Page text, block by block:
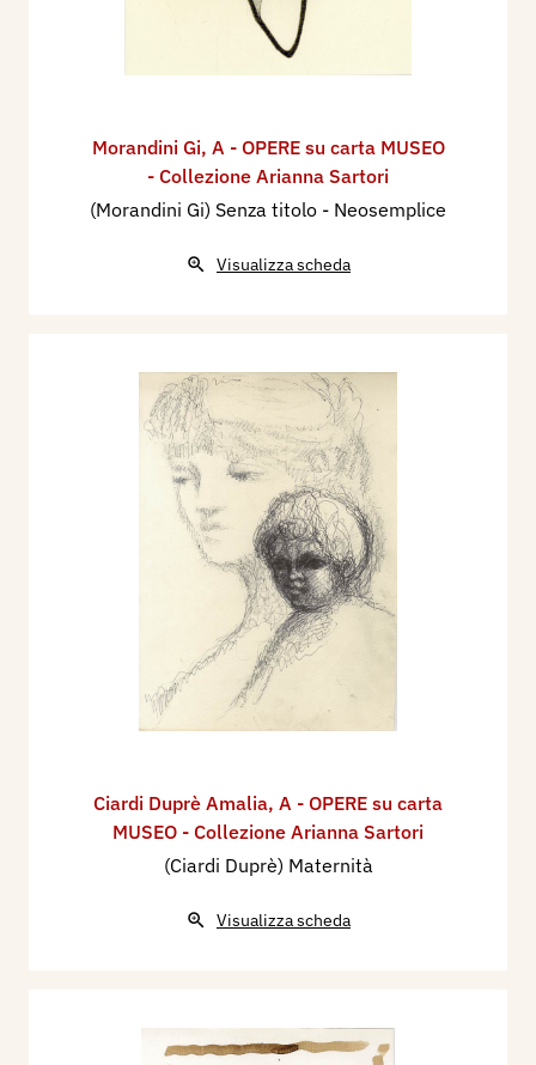
Morandini Gi, A - OPERE su carta MUSEO
- Collezione Arianna Sartori
(Morandini Gi) Senza titolo - Neosemplice
Visualizza scheda
Ciardi Duprè Amalia, A - OPERE su carta
MUSEO - Collezione Arianna Sartori
(Ciardi Duprè) Maternità
Visualizza scheda